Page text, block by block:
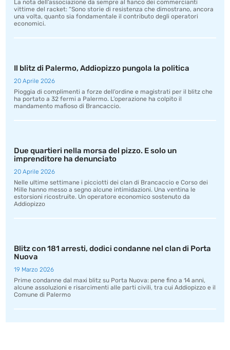
La nota dell’associazione da sempre al fianco dei commercianti
vittime del racket: “Sono storie di resistenza che dimostrano, ancora
una volta, quanto sia fondamentale il contributo degli operatori
economici.
Il blitz di Palermo, Addiopizzo pungola la politica
20 Aprile 2026
Pioggia di complimenti a forze dell’ordine e magistrati per il blitz che
ha portato a 32 fermi a Palermo. L’operazione ha colpito il
mandamento mafioso di Brancaccio.
Due quartieri nella morsa del pizzo. E solo un
imprenditore ha denunciato
20 Aprile 2026
Nelle ultime settimane i picciotti dei clan di Brancaccio e Corso dei
Mille hanno messo a segno alcune intimidazioni. Una ventina le
estorsioni ricostruite. Un operatore economico sostenuto da
Addiopizzo
Blitz con 181 arresti, dodici condanne nel clan di Porta
Nuova
19 Marzo 2026
Prime condanne dal maxi blitz su Porta Nuova: pene fino a 14 anni,
alcune assoluzioni e risarcimenti alle parti civili, tra cui Addiopizzo e il
Comune di Palermo